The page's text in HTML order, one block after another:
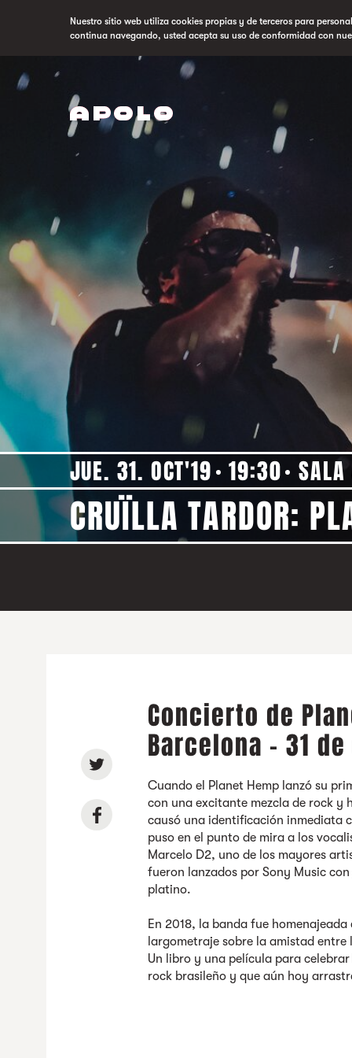
Nuestro sitio web utiliza cookies propias y de terceros para
continua navegando, usted acepta su uso de conformidad con
JUE. 31. OCT'19 19:30 SALA
CRUÏLLA TARDOR:
Concierto de
Barcelona - 31
Cuando el Planet Hemp lanzó su
con una excitante mezcla de rock y
causó una identificación inmediata
puso en el punto de mira a los
Marcelo D2, uno de los mayores
fueron lanzados por Sony Music
platino.
En 2018, la banda fue
largometraje sobre la amistad
Un libro y una película para
rock brasileño y que aún hoy